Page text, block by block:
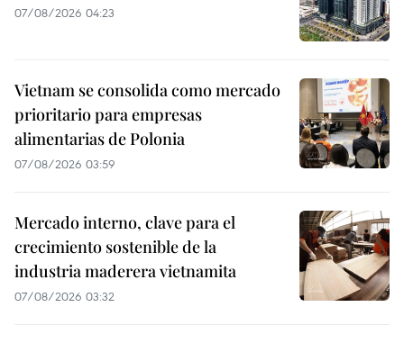
07/08/2026 04:23
Vietnam se consolida como mercado
prioritario para empresas
alimentarias de Polonia
07/08/2026 03:59
Mercado interno, clave para el
crecimiento sostenible de la
industria maderera vietnamita
07/08/2026 03:32